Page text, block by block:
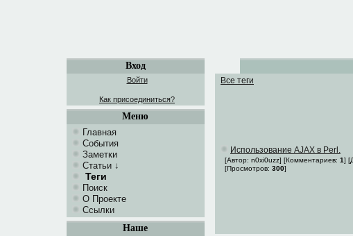
Вход
Войти
Как присоединиться?
Меню
Главная
События
Заметки
Статьи ↓
Теги
Поиск
О Проекте
Ссылки
Наше
Все теги
Использование AJAX в Perl.
[Автор: n0xi0uzz] [Комментариев: 1]
[Просмотров: 300]